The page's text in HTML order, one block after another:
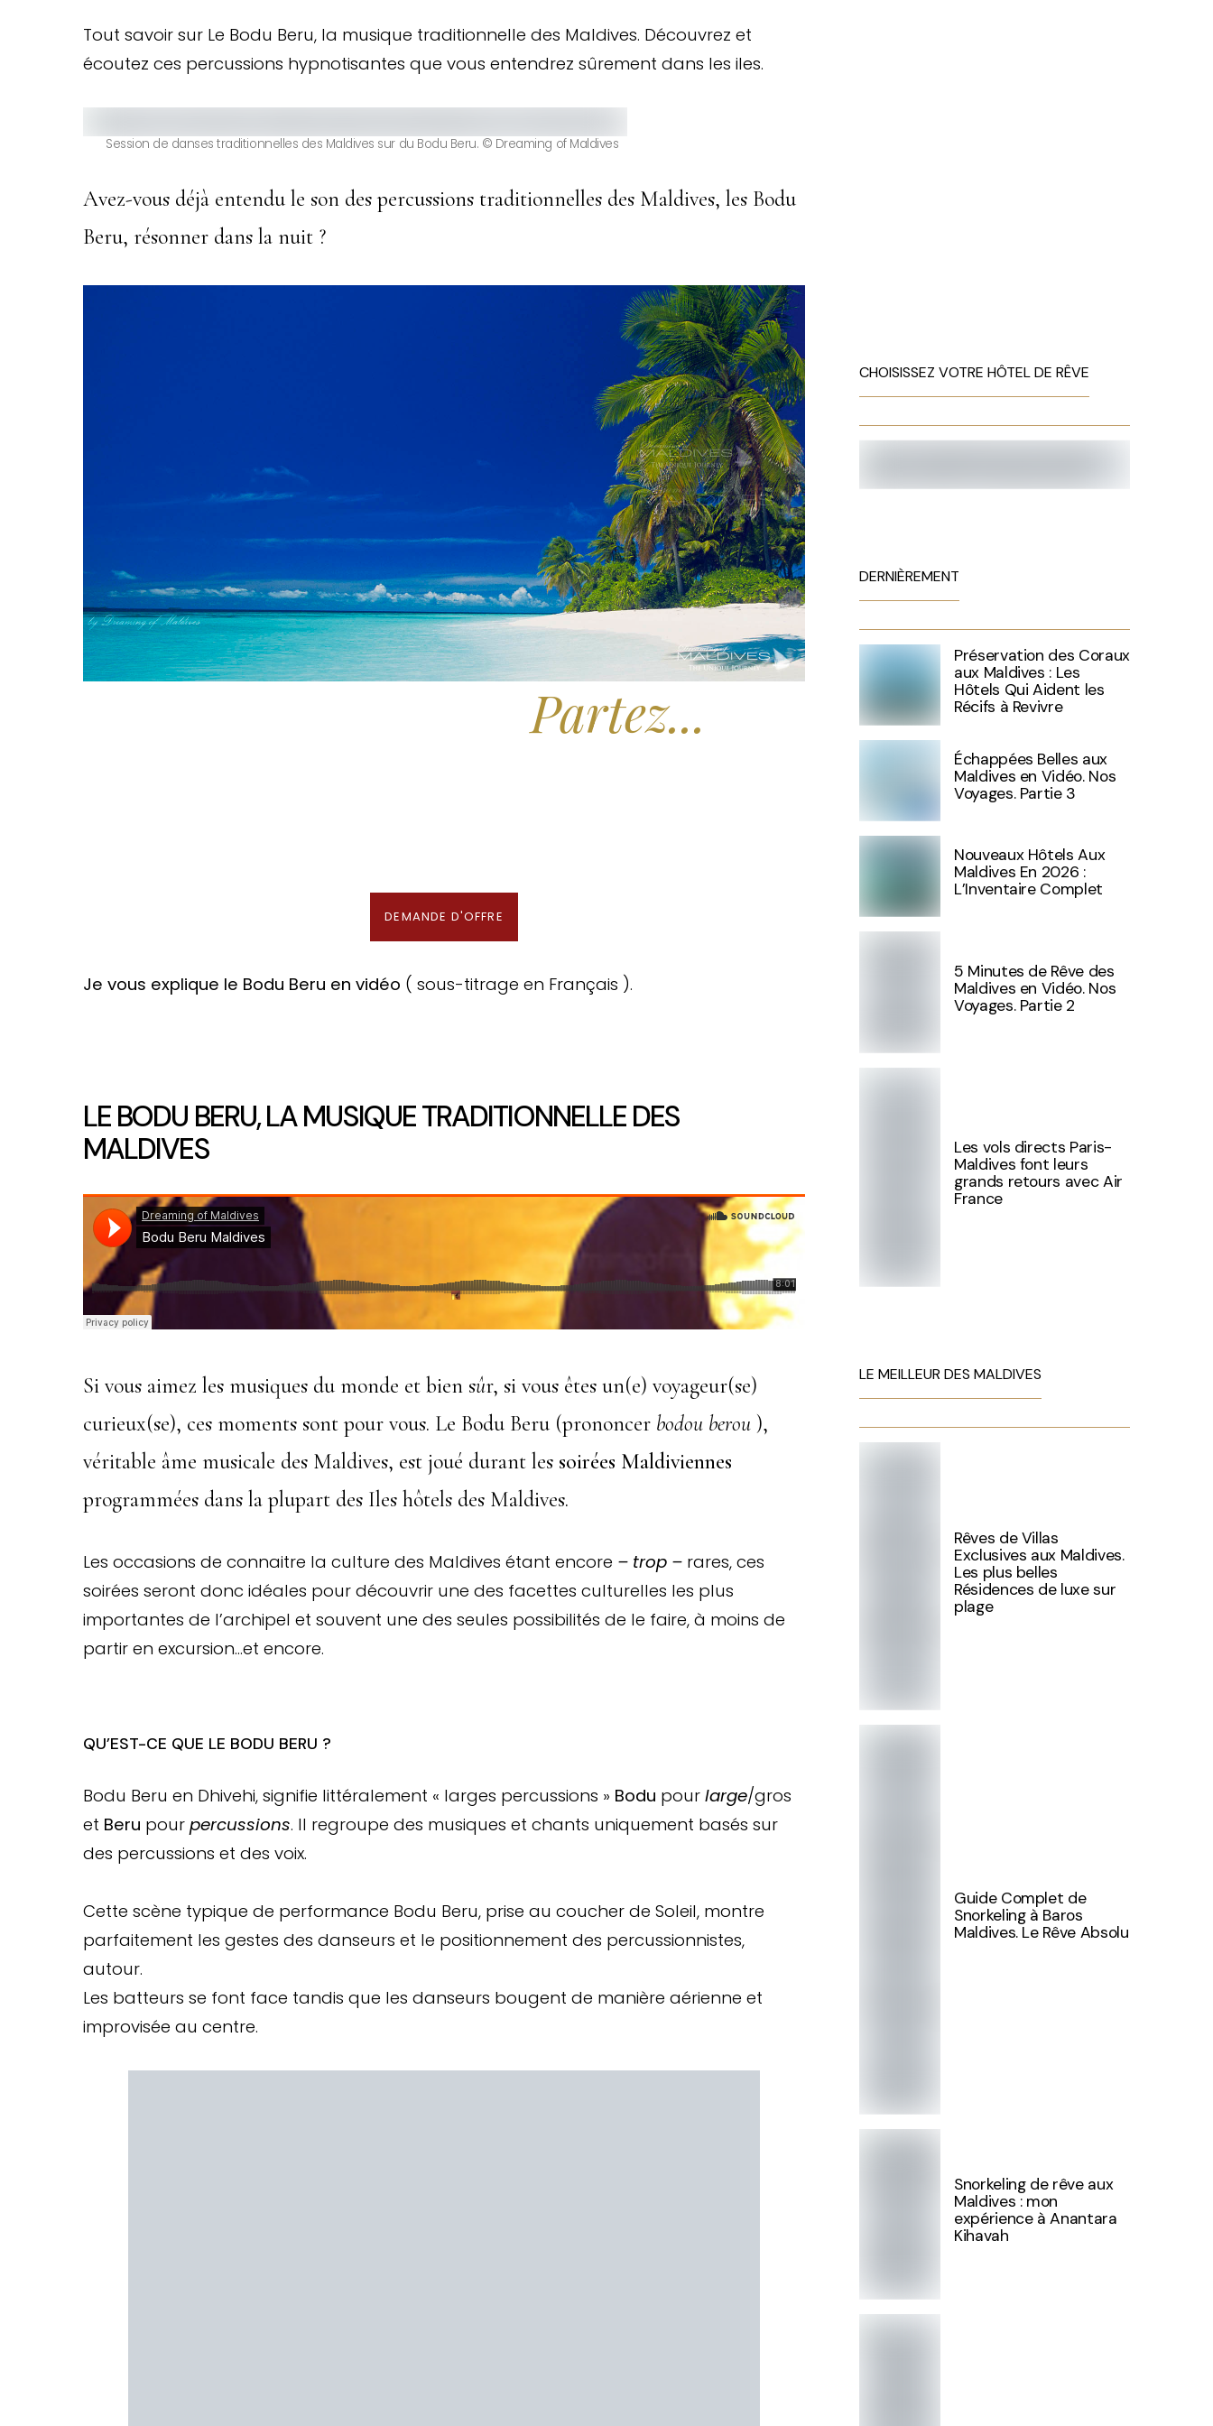
Tout savoir sur Le Bodu Beru, la musique traditionnelle des Maldives. Découvrez et
écoutez ces percussions hypnotisantes que vous entendrez sûrement dans les iles.
Session de danses traditionnelles des Maldives sur du Bodu Beru. © Dreaming of Maldives
Avez-vous déjà entendu le son des percussions traditionnelles des Maldives, les Bodu
Beru, résonner dans la nuit ?
Partez...
DEMANDE D'OFFRE
Je vous explique le Bodu Beru en vidéo ( sous-titrage en Français ).
LE BODU BERU, LA MUSIQUE TRADITIONNELLE DES
MALDIVES
Si vous aimez les musiques du monde et bien sûr, si vous êtes un(e) voyageur(se)
curieux(se), ces moments sont pour vous. Le Bodu Beru (prononcer bodou berou ),
véritable âme musicale des Maldives, est joué durant les soirées Maldiviennes
programmées dans la plupart des Iles hôtels des Maldives.
Les occasions de connaitre la culture des Maldives étant encore – trop – rares, ces
soirées seront donc idéales pour découvrir une des facettes culturelles les plus
importantes de l’archipel et souvent une des seules possibilités de le faire, à moins de
partir en excursion…et encore.
QU’EST-CE QUE LE BODU BERU ?
Bodu Beru en Dhivehi, signifie littéralement « larges percussions » Bodu pour large/gros
et Beru pour percussions. Il regroupe des musiques et chants uniquement basés sur
des percussions et des voix.
Cette scène typique de performance Bodu Beru, prise au coucher de Soleil, montre
parfaitement les gestes des danseurs et le positionnement des percussionnistes,
autour.
Les batteurs se font face tandis que les danseurs bougent de manière aérienne et
improvisée au centre.
CHOISISSEZ VOTRE HÔTEL DE RÊVE
DERNIÈREMENT
Préservation des Coraux
aux Maldives : Les
Hôtels Qui Aident les
Récifs à Revivre
Échappées Belles aux
Maldives en Vidéo. Nos
Voyages. Partie 3
Nouveaux Hôtels Aux
Maldives En 2026 :
L’Inventaire Complet
5 Minutes de Rêve des
Maldives en Vidéo. Nos
Voyages. Partie 2
Les vols directs Paris-
Maldives font leurs
grands retours avec Air
France
LE MEILLEUR DES MALDIVES
Rêves de Villas
Exclusives aux Maldives.
Les plus belles
Résidences de luxe sur
plage
Guide Complet de
Snorkeling à Baros
Maldives. Le Rêve Absolu
Snorkeling de rêve aux
Maldives : mon
expérience à Anantara
Kihavah